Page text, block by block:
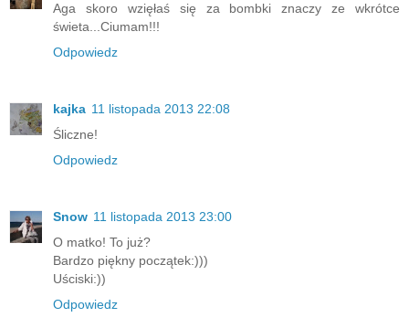
Aga skoro wzięłaś się za bombki znaczy ze wkrótce
świeta...Ciumam!!!
Odpowiedz
kajka 11 listopada 2013 22:08
Śliczne!
Odpowiedz
Snow 11 listopada 2013 23:00
O matko! To już?
Bardzo piękny początek:)))
Uściski:))
Odpowiedz